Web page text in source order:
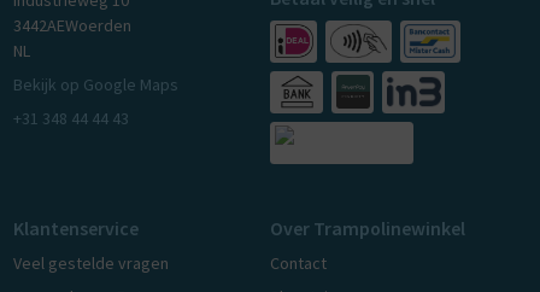
3442AEWoerden
NL
Bekijk op Google Maps
+31 348 44 44 43
Klantenservice
Veel gestelde vragen
Over Trampolinewinkel
Contact